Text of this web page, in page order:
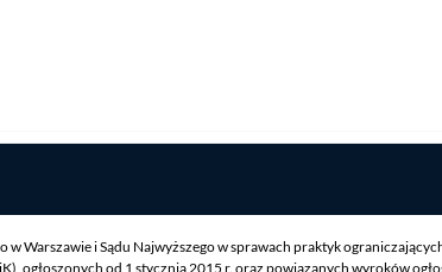
Warszawie i Sądu Najwyższego w sprawach praktyk
ogłoszonych od 1 stycznia 2015 r. oraz powiązanych wyroków